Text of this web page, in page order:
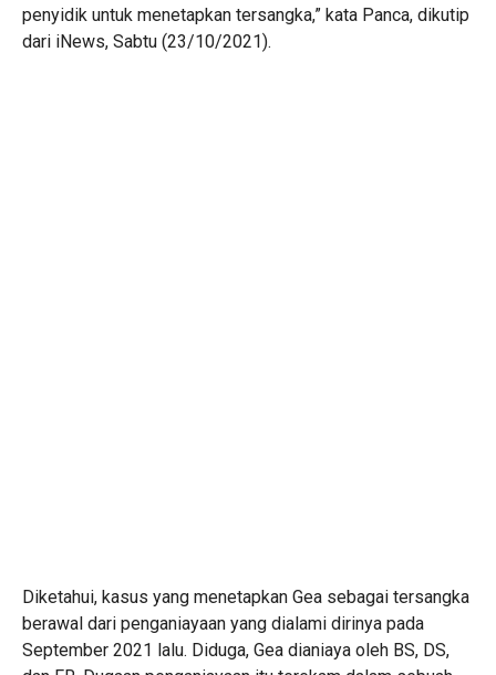
penyidik untuk menetapkan tersangka,” kata Panca, dikutip
dari iNews, Sabtu (23/10/2021).
Diketahui, kasus yang menetapkan Gea sebagai tersangka
berawal dari penganiayaan yang dialami dirinya pada
September 2021 lalu. Diduga, Gea dianiaya oleh BS, DS,